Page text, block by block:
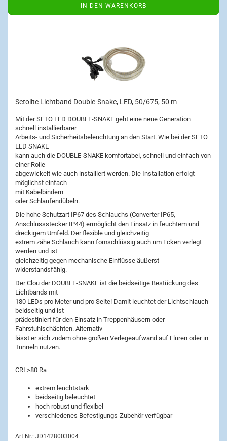
IN DEN WARENKORB
Setolite Lichtband Double-Snake, LED, 50/675, 50 m
Mit der SETO LED DOUBLE-SNAKE geht eine neue Generation
schnell installierbarer
Arbeits- und Sicherheitsbeleuchtung an den Start. Wie bei der SETO
LED SNAKE
kann auch die DOUBLE-SNAKE komfortabel, schnell und einfach von
einer Rolle
abgewickelt wie auch installiert werden. Die Installation erfolgt
möglichst einfach
mit Kabelbindern
oder Schlaufendübeln.
Die hohe Schutzart IP67 des Schlauchs (Converter IP65,
Anschlussstecker IP44) ermöglicht den Einsatz in feuchtem und
dreckigem Umfeld. Der flexible und gleichzeitig
extrem zähe Schlauch kann fomschlüssig auch um Ecken verlegt
werden und ist
gleichzeitig gegen mechanische Einflüsse äußerst
widerstandsfähig.
Der Clou der DOUBLE-SNAKE ist die beidseitige Bestückung des
Lichtbands mit
180 LEDs pro Meter und pro Seite! Damit leuchtet der Lichtschlauch
beidseitig und ist
prädestiniert für den Einsatz in Treppenhäusern oder
Fahrstuhlschächten. Alternativ
lässt er sich zudem ohne großen Verlegeaufwand auf Fluren oder in
Tunneln nutzen.
CRI:>80 Ra
extrem leuchtstark
beidseitig beleuchtet
hoch robust und flexibel
verschiedenes Befestigungs-Zubehör verfügbar
Art.Nr.: JD1428003004